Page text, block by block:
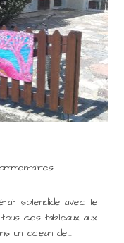
:
splendide avec le
ces tableaux aux
un ocean de…